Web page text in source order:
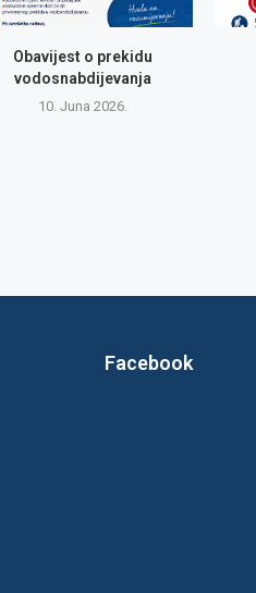
Obavijest o prekidu
vodosnabdijevanja
10. Juna 2026.
Facebook